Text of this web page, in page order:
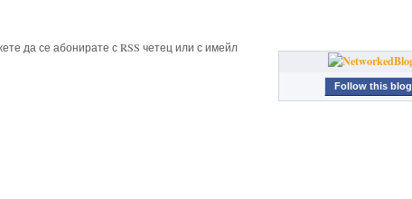
да се абонирате с RSS четец или с имейл
Follow this blog